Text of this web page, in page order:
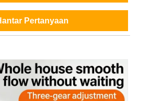
Pertanyaan